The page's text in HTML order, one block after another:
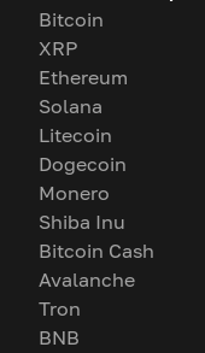
Bitcoin
XRP
Ethereum
Solana
Litecoin
Dogecoin
Monero
Shiba Inu
Bitcoin Cash
Avalanche
Tron
BNB